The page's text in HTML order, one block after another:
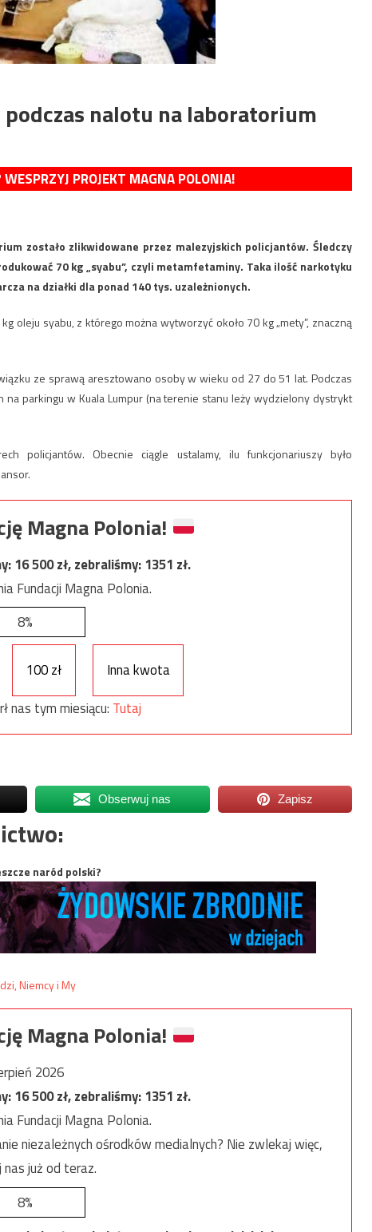
nalotu na laboratorium
PROJEKT MAGNA POLONIA!
zostało zlikwidowane przez malezyjskich policjantów. Śledczy
70 kg „syabu”, czyli metamfetaminy. Taka ilość narkotyku
na działki dla ponad 140 tys. uzależnionych.
oleju syabu, z którego można wytworzyć około 70 kg „mety”, znaczną
ze sprawą aresztowano osoby w wieku od 27 do 51 lat. Podczas
parkingu w Kuala Lumpur (na terenie stanu leży wydzielony dystrykt
policjantów. Obecnie ciągle ustalamy, ilu funkcjonariuszy było
Magna Polonia!
16 500zł, zebraliśmy:1351 zł.
Fundacji Magna Polonia.
8%
100 zł
Inna kwota
nas tym miesiącu: Tutaj
Obserwuj nas Zapisz
naród polski?
Magna Polonia!
2026
16 500zł, zebraliśmy:1351 zł.
Fundacji Magna Polonia.
niezależnych ośrodków medialnych? Nie zwlekaj więc,
już od teraz.
8%